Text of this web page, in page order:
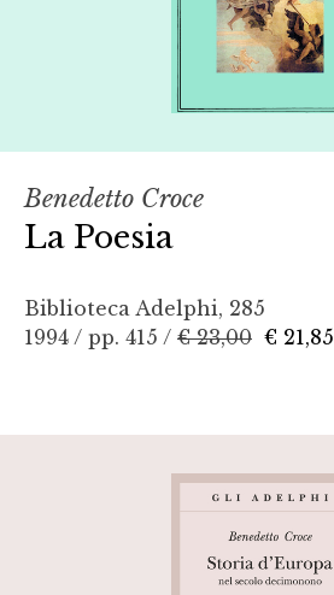
Benedetto Croce
La Poesia
Biblioteca Adelphi, 285
1994 / pp. 415 / € 23,00 € 21,85